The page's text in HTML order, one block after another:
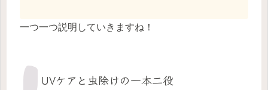
一つ一つ説明していきますね！
UVケアと虫除けの一本二役